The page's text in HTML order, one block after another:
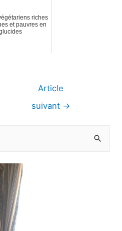
riches
et pauvres en
Article
suivant →